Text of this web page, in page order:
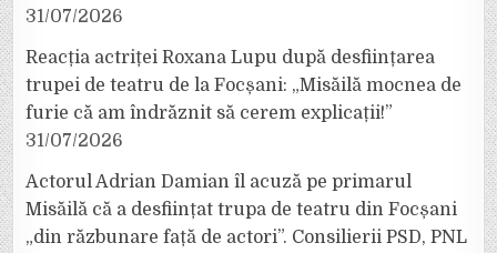
31/07/2026
Reacția actriței Roxana Lupu după desființarea
trupei de teatru de la Focșani: „Misăilă mocnea de
furie că am îndrăznit să cerem explicații!”
31/07/2026
Actorul Adrian Damian îl acuză pe primarul
Misăilă că a desființat trupa de teatru din Focșani
„din răzbunare față de actori”. Consilierii PSD, PNL